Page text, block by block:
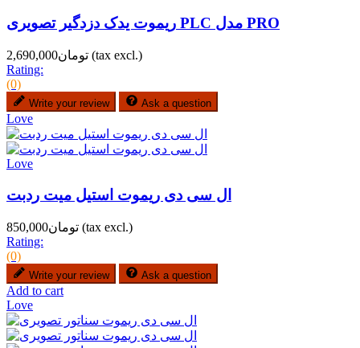
ریموت یدک دزدگیر تصویری PLC مدل PRO
تومان2,690,000 (tax excl.)
Rating:
(0)
Write your review Ask a question
Love
Love
ال سی دی ریموت استیل میت ردبت
تومان850,000 (tax excl.)
Rating:
(0)
Write your review Ask a question
Add to cart
Love